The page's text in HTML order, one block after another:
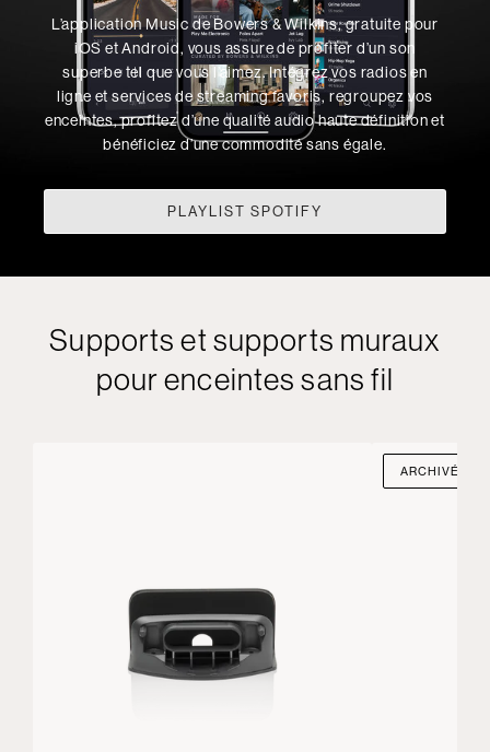
L’application Music de Bowers & Wilkins, gratuite pour
iOS et Android, vous assure de profiter d’un son
superbe tel que vous l’aimez. Intégrez vos radios en
ligne et services de streaming favoris, regroupez vos
enceintes, profitez d’une qualité audio haute définition et
bénéficiez d’une commodité sans égale.
PLAYLIST SPOTIFY
Supports et supports muraux
pour enceintes sans fil
ARCHIVÉ